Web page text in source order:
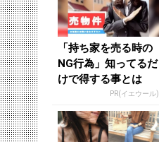
「持ち家を売る時の
NG行為」知ってるだ
けで得する事とは
PR(イエウール)